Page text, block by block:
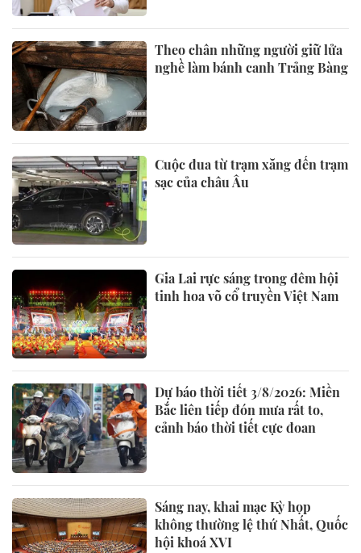
Theo chân những người giữ lửa
nghề làm bánh canh Trảng Bàng
Cuộc đua từ trạm xăng đến trạm
sạc của châu Âu
Gia Lai rực sáng trong đêm hội
tinh hoa võ cổ truyền Việt Nam
Dự báo thời tiết 3/8/2026: Miền
Bắc liên tiếp đón mưa rất to,
cảnh báo thời tiết cực đoan
Sáng nay, khai mạc Kỳ họp
không thường lệ thứ Nhất, Quốc
hội khoá XVI